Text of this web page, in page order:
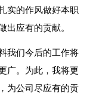
实的作风做好本职
出应有的贡献。
我们今后的工作将
广。为此，我将更
为公司尽应有的贡